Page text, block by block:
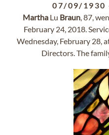
07/09/1930
MarthaLu Braun, 87,
February 24, 2018.
Wednesday, February 28,
Directors. The